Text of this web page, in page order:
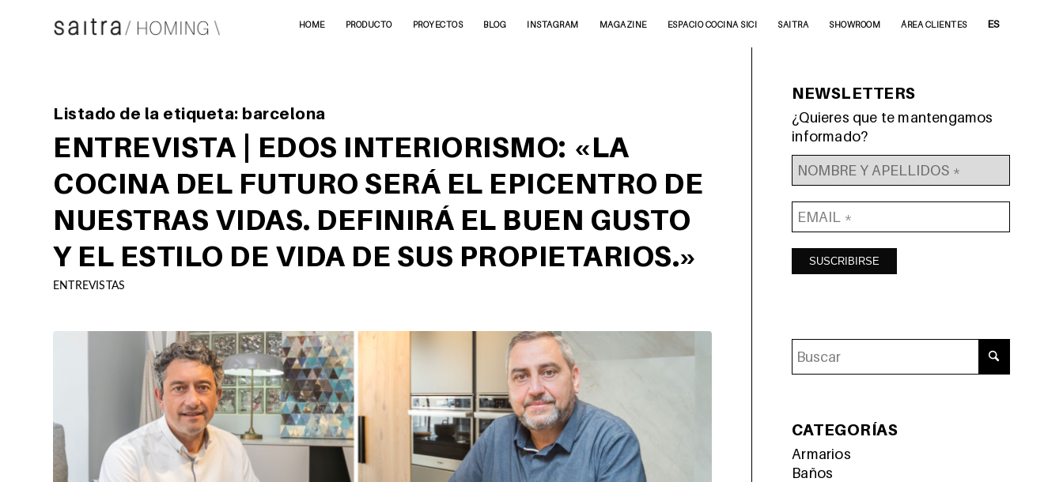
HOME PRODUCTO PROYECTOS BLOG INSTAGRAM MAGAZINE ESPACIO COCINA SICI SAITRA SHOWROOM ÁREA CLIENTES ES
Listado de la etiqueta: barcelona
ENTREVISTA | EDOS INTERIORISMO: «LA
COCINA DEL FUTURO SERÁ EL EPICENTRO DE
NUESTRAS VIDAS. DEFINIRÁ EL BUEN GUSTO
Y EL ESTILO DE VIDA DE SUS PROPIETARIOS.»
ENTREVISTAS
NEWSLETTERS
¿Quieres que te mantengamos
informado?
CATEGORÍAS
Armarios
Baños